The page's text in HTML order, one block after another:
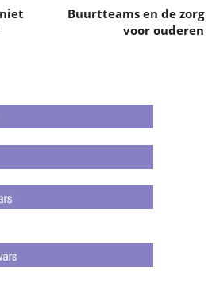
Buurtteams en de zorg
voor ouderen